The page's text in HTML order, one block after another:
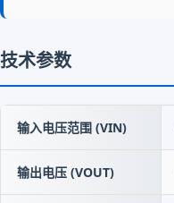
技术参数
输入电压范围 (VIN)
输出电压 (VOUT)